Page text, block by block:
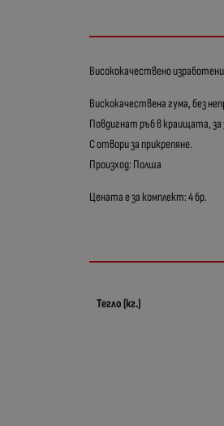
Висококачествено
Вискокачествена гума, без
Повдигнат ръб в краищата, за
С отвори за прикрепяне.
Произход: Полша
Цената е за комплект: 4 бр.
Тегло (кг.)